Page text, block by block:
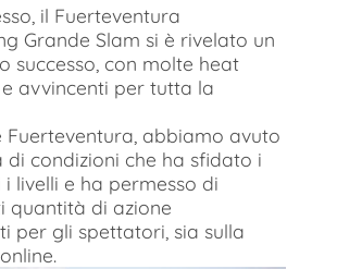
il Fuerteventura
Grande Slam si è rivelato un
successo, con molte heat
avvincenti per tutta la
Fuerteventura, abbiamo avuto
di condizioni che ha sfidato i
livelli e ha permesso di
quantità di azione
per gli spettatori, sia sulla